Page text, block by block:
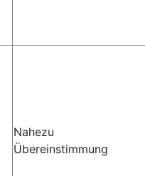
Nahezu
Übereinstimmung